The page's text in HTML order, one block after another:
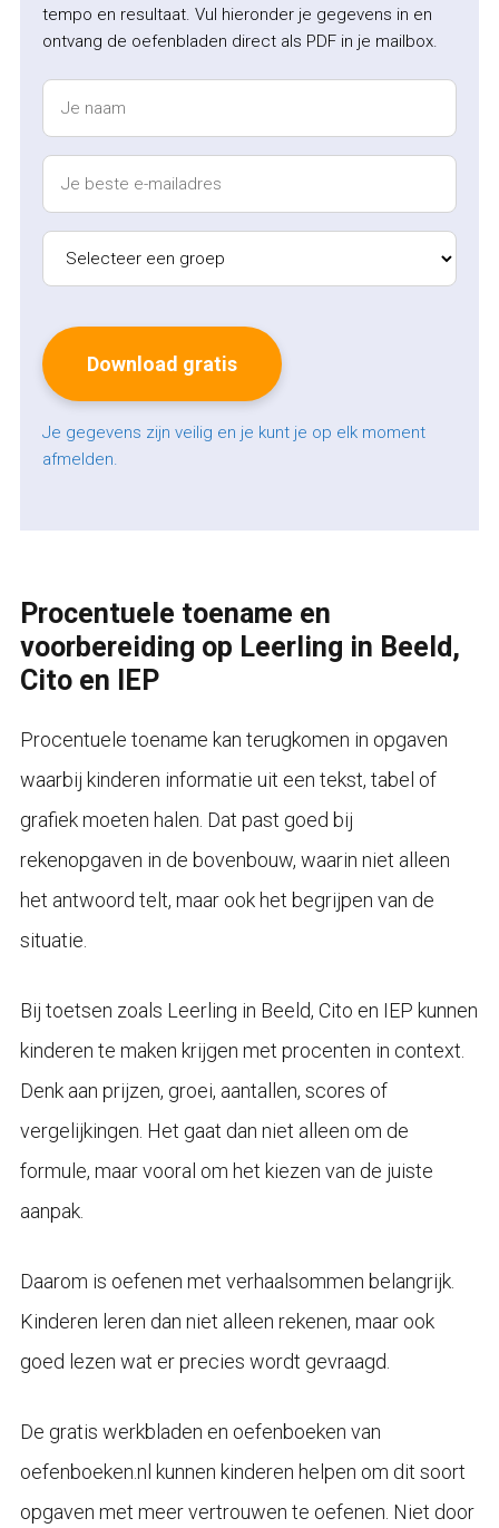
tempo en resultaat. Vul hieronder je gegevens in en
ontvang de oefenbladen direct als PDF in je mailbox.
Je gegevens zijn veilig en je kunt je op elk moment
afmelden.
Procentuele toename en
voorbereiding op Leerling in Beeld,
Cito en IEP
Procentuele toename kan terugkomen in opgaven
waarbij kinderen informatie uit een tekst, tabel of
grafiek moeten halen. Dat past goed bij
rekenopgaven in de bovenbouw, waarin niet alleen
het antwoord telt, maar ook het begrijpen van de
situatie.
Bij toetsen zoals Leerling in Beeld, Cito en IEP kunnen
kinderen te maken krijgen met procenten in context.
Denk aan prijzen, groei, aantallen, scores of
vergelijkingen. Het gaat dan niet alleen om de
formule, maar vooral om het kiezen van de juiste
aanpak.
Daarom is oefenen met verhaalsommen belangrijk.
Kinderen leren dan niet alleen rekenen, maar ook
goed lezen wat er precies wordt gevraagd.
De gratis werkbladen en oefenboeken van
oefenboeken.nl kunnen kinderen helpen om dit soort
opgaven met meer vertrouwen te oefenen. Niet door